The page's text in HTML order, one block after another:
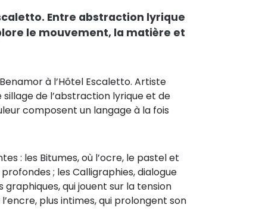
Entre abstraction lyrique
le mouvement, la matière et
à l’Hôtel Escaletto. Artiste
de l’abstraction lyrique et de
composent un langage à la fois
: les Bitumes, où l’ocre, le pastel et
; les Calligraphies, dialogue
qui jouent sur la tension
plus intimes, qui prolongent son